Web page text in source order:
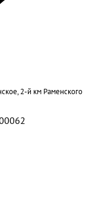
2-й км Раменского